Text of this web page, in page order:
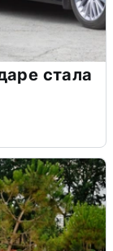
стала